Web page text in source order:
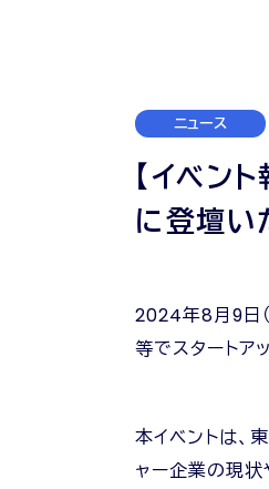
ニュース
【イベ
に登壇い
2024年8月9日
等でスタートア
本イベントは、
ャー企業の現状